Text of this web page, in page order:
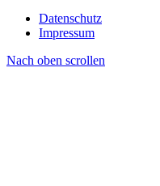
Datenschutz
Impressum
Nach oben scrollen